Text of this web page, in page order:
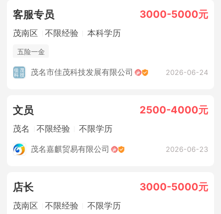
客服专员 3000-5000元
茂南区 不限经验 本科学历
五险一金
茂名市佳茂科技发展有限公司 2026-06-24
文员 2500-4000元
茂名 不限经验 不限学历
茂名嘉麒贸易有限公司 2026-06-23
店长 3000-5000元
茂南区 不限经验 不限学历